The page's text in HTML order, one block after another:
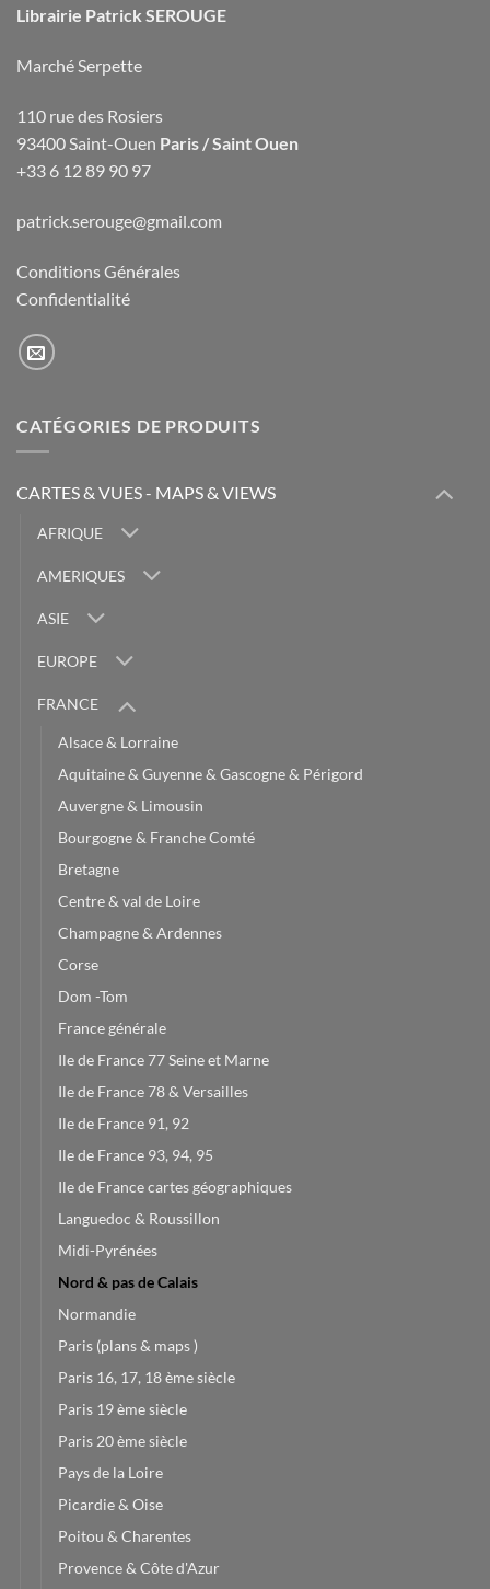
Librairie Patrick SEROUGE
Marché Serpette
110 rue des Rosiers
93400 Saint-Ouen Paris / Saint Ouen
+33 6 12 89 90 97
patrick.serouge@gmail.com
Conditions Générales
Confidentialité
CATÉGORIES DE PRODUITS
CARTES & VUES - MAPS & VIEWS
AFRIQUE
AMERIQUES
ASIE
EUROPE
FRANCE
Alsace & Lorraine
Aquitaine & Guyenne & Gascogne & Périgord
Auvergne & Limousin
Bourgogne & Franche Comté
Bretagne
Centre & val de Loire
Champagne & Ardennes
Corse
Dom -Tom
France générale
Ile de France 77 Seine et Marne
Ile de France 78 & Versailles
Ile de France 91, 92
Ile de France 93, 94, 95
Ile de France cartes géographiques
Languedoc & Roussillon
Midi-Pyrénées
Nord & pas de Calais
Normandie
Paris (plans & maps )
Paris 16, 17, 18 ème siècle
Paris 19 ème siècle
Paris 20 ème siècle
Pays de la Loire
Picardie & Oise
Poitou & Charentes
Provence & Côte d'Azur